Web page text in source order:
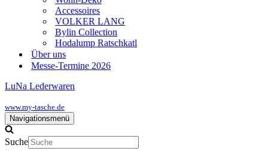
Accessoires
VOLKER LANG
Bylin Collection
Hodalump Ratschkatl
Über uns
Messe-Termine 2026
LuNa Lederwaren
www.my-tasche.de
Navigationsmenü
Suche